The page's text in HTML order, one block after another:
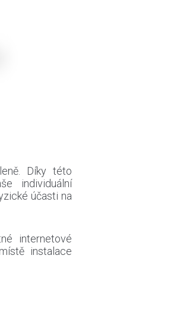
Díky této
individuální
účasti na
internetové
instalace